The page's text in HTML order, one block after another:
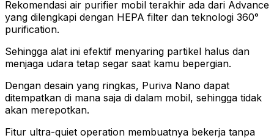
Rekomendasi air purifier mobil terakhir ada dari Advance
yang dilengkapi dengan HEPA filter dan teknologi 360°
purification.
Sehingga alat ini efektif menyaring partikel halus dan
menjaga udara tetap segar saat kamu bepergian.
Dengan desain yang ringkas, Puriva Nano dapat
ditempatkan di mana saja di dalam mobil, sehingga tidak
akan merepotkan.
Fitur ultra-quiet operation membuatnya bekerja tanpa